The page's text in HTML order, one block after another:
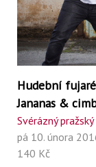
Hudební
Jananas &
Svérázný
pá 10. února
140 Kč